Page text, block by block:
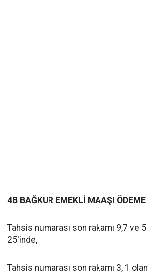
4B BAĞKUR EMEKLİ MAAŞI
Tahsis numarası son rakamı 9,7 ve 5
25'inde,
Tahsis numarası son rakamı 3, 1